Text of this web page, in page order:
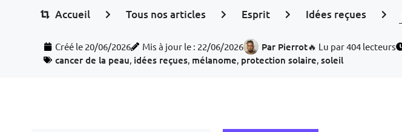
Accueil Tous nos articles Esprit Idées reçues
Créé le 20/06/2026 Mis à jour le : 22/06/2026 Par Pierrot🔥 Lu par 404 lecteurs
cancer de la peau, idées reçues, mélanome, protection solaire, soleil